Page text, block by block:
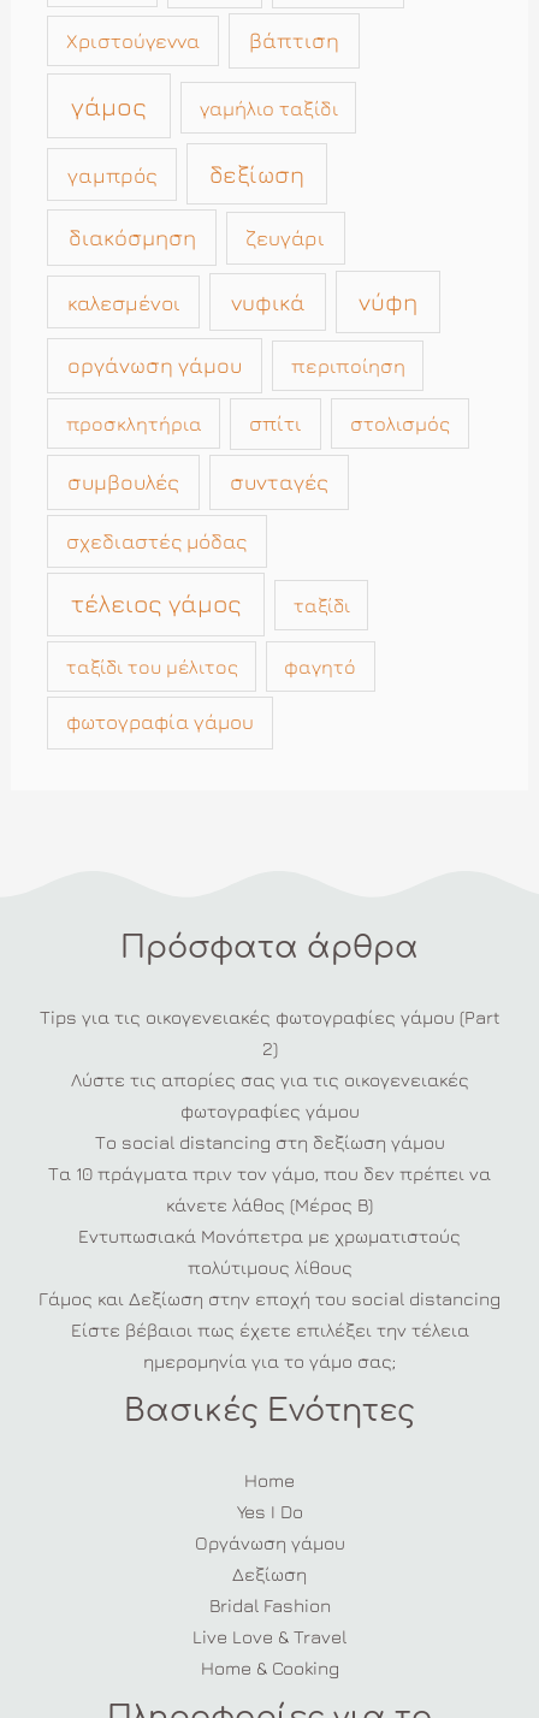
Χριστούγεννα βάπτιση
γάμος γαμήλιο ταξίδι
γαμπρός δεξίωση
διακόσμηση ζευγάρι
καλεσμένοι νυφικά νύφη
οργάνωση γάμου περιποίηση
προσκλητήρια σπίτι στολισμός
συμβουλές συνταγές
σχεδιαστές μόδας
τέλειος γάμος ταξίδι
ταξίδι του μέλιτος φαγητό
φωτογραφία γάμου
Πρόσφατα άρθρα
Tips για τις οικογενειακές φωτογραφίες γάμου (Part
2)
Λύστε τις απορίες σας για τις οικογενειακές
φωτογραφίες γάμου
Το social distancing στη δεξίωση γάμου
Τα 10 πράγματα πριν τον γάμο, που δεν πρέπει να
κάνετε λάθος (Μέρος Β)
Εντυπωσιακά Μονόπετρα με χρωματιστούς
πολύτιμους λίθους
Γάμος και Δεξίωση στην εποχή του social distancing
Είστε βέβαιοι πως έχετε επιλέξει την τέλεια
ημερομηνία για το γάμο σας;
Βασικές Ενότητες
Home
Yes I Do
Οργάνωση γάμου
Δεξίωση
Bridal Fashion
Live Love & Travel
Home & Cooking